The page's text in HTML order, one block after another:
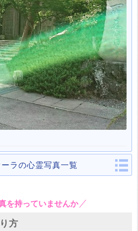
ラの心霊写真一覧
を持っていませんか
方